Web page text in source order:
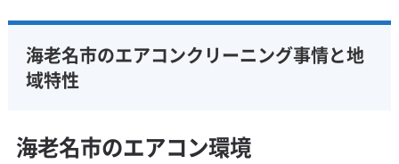
海老名市のエアコンクリーニング事情と地
域特性
海老名市のエアコン環境